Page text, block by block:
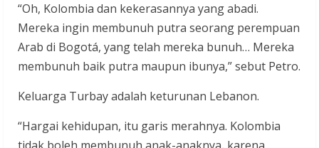
“Oh, Kolombia dan kekerasannya yang abadi.
Mereka ingin membunuh putra seorang perempuan
Arab di Bogotá, yang telah mereka bunuh… Mereka
membunuh baik putra maupun ibunya,” sebut Petro.
Keluarga Turbay adalah keturunan Lebanon.
“Hargai kehidupan, itu garis merahnya. Kolombia